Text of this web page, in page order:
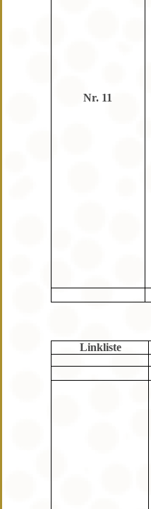
Nr. 11
Linkliste